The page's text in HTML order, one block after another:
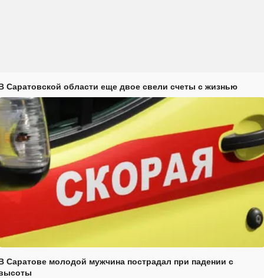
Саратовской области еще двое свели счеты с жизнью
Саратове молодой мужчина пострадал при падении с